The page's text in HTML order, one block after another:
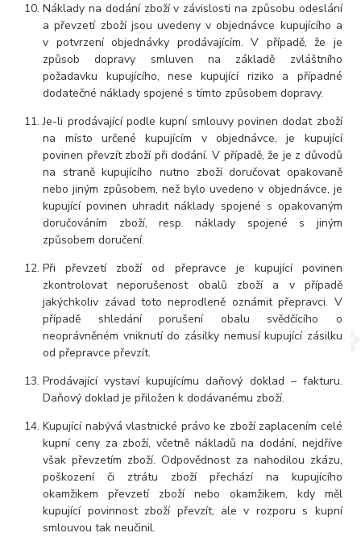
Náklady na dodání zboží v závislosti na způsobu odeslání
a převzetí zboží jsou uvedeny v objednávce kupujícího a
v potvrzení objednávky prodávajícím. V případě, že je
způsob dopravy smluven na základě zvláštního
požadavku kupujícího, nese kupující riziko a případné
dodatečné náklady spojené s tímto způsobem dopravy.
Je-li prodávající podle kupní smlouvy povinen dodat zboží
na místo určené kupujícím v objednávce, je kupující
povinen převzít zboží při dodání. V případě, že je z důvodů
na straně kupujícího nutno zboží doručovat opakovaně
nebo jiným způsobem, než bylo uvedeno v objednávce, je
kupující povinen uhradit náklady spojené s opakovaným
doručováním zboží, resp. náklady spojené s jiným
způsobem doručení.
Při převzetí zboží od přepravce je kupující povinen
zkontrolovat neporušenost obalů zboží a v případě
jakýchkoliv závad toto neprodleně oznámit přepravci. V
případě shledání porušení obalu svědčícího o
neoprávněném vniknutí do zásilky nemusí kupující zásilku
od přepravce převzít.
Prodávající vystaví kupujícímu daňový doklad – fakturu.
Daňový doklad je přiložen k dodávanému zboží.
Kupující nabývá vlastnické právo ke zboží zaplacením celé
kupní ceny za zboží, včetně nákladů na dodání, nejdříve
však převzetím zboží. Odpovědnost za nahodilou zkázu,
poškození či ztrátu zboží přechází na kupujícího
okamžikem převzetí zboží nebo okamžikem, kdy měl
kupující povinnost zboží převzít, ale v rozporu s kupní
smlouvou tak neučinil.